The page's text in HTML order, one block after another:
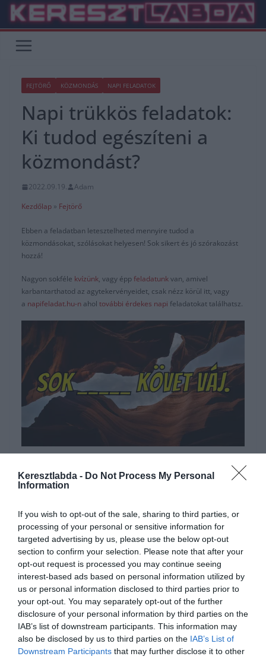
Keresztlabda - Do Not Process My Personal
Information
If you wish to opt-out of the sale, sharing to third parties, or
processing of your personal or sensitive information for
targeted advertising by us, please use the below opt-out
section to confirm your selection. Please note that after your
opt-out request is processed you may continue seeing
interest-based ads based on personal information utilized by
us or personal information disclosed to third parties prior to
your opt-out. You may separately opt-out of the further
disclosure of your personal information by third parties on the
IAB’s list of downstream participants. This information may
also be disclosed by us to third parties on the IAB’s List of
Downstream Participants that may further disclose it to other
Skip
content
FEJTÖRŐ KÖZMONDÁS NAPI FELADATOK
Napi trükkös feladatok:
Ki tudod egészíteni a
közmondást?
2022.09.19.
Adam
Kezdőlap » Fejtörő
Ebben a feladatban letesztelheted mennyire tudod a
közmondásokat, szólásokat helyesen! Sok sikert és jó szórakozást
hozzá!
Nagyon sokféle kvízünk, vagy éppfeladatunkvan, amivel
karbantarthatod az agytekervényeidet, csak nézz körül itt, vagy
a napifeladat.hu-n ahol további érdekes napi feladatokat találhatsz.
Sok _____ követ váj.